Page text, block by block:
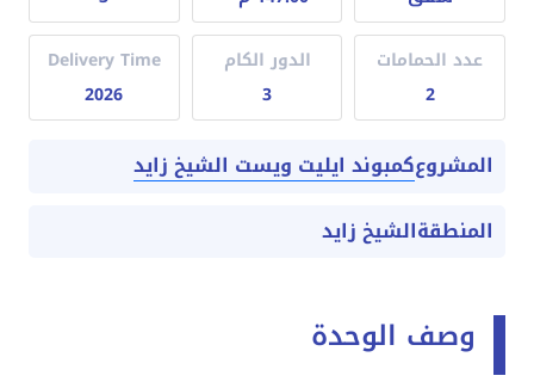
عدد الحمامات
2
الدور الكام
3
Delivery Time
2026
المشروعكمبوند ايليت ويست الشيخ زايد
المنطقةالشيخ زايد
وصف الوحدة